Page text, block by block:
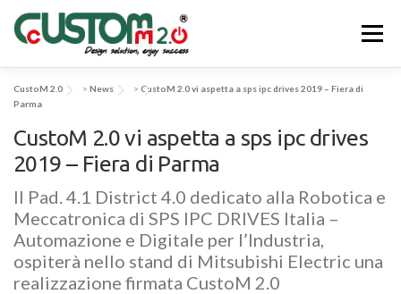
contenuto
Menu
CHI SIAMO
APPLICAZIONI & SOLUZIONI
CONTATTACI
CustoM 2.0 > News > CustoM 2.0 vi aspetta a sps ipc drives 2019 – Fiera di
Parma
CustoM 2.0 vi aspetta a sps ipc drives
2019 – Fiera di Parma
Il Pad. 4.1 District 4.0 dedicato alla Robotica e
Meccatronica di SPS IPC DRIVES Italia –
Automazione e Digitale per l’Industria,
ospiterà nello stand di Mitsubishi Electric una
realizzazione firmata CustoM 2.0